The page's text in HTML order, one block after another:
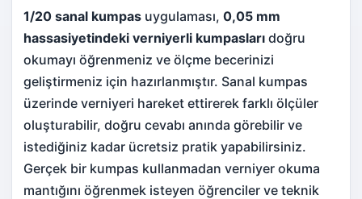
1/20 sanal kumpas uygulaması, 0,05 mm
hassasiyetindeki verniyerli kumpasları doğru
okumayı öğrenmeniz ve ölçme becerinizi
geliştirmeniz için hazırlanmıştır. Sanal kumpas
üzerinde verniyeri hareket ettirerek farklı ölçüler
oluşturabilir, doğru cevabı anında görebilir ve
istediğiniz kadar ücretsiz pratik yapabilirsiniz.
Gerçek bir kumpas kullanmadan verniyer okuma
mantığını öğrenmek isteyen öğrenciler ve teknik